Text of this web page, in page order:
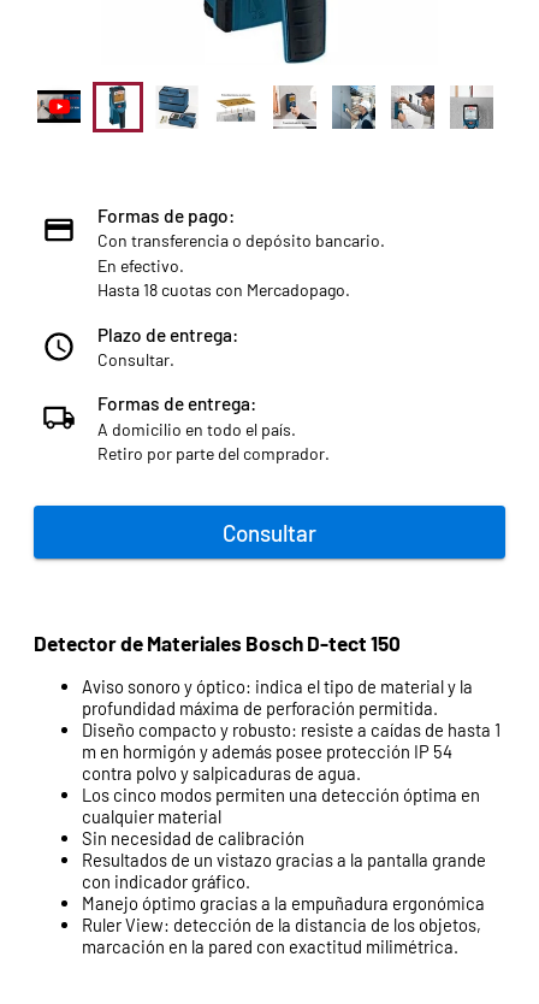
Formas de pago:
Con transferencia o depósito bancario.
En efectivo.
Hasta 18 cuotas con Mercadopago.
Plazo de entrega:
Consultar.
Formas de entrega:
A domicilio en todo el país.
Retiro por parte del comprador.
Consultar
Detector de Materiales Bosch D-tect 150
Aviso sonoro y óptico: indica el tipo de material y la
profundidad máxima de perforación permitida.
Diseño compacto y robusto: resiste a caídas de hasta 1
m en hormigón y además posee protección IP 54
contra polvo y salpicaduras de agua.
Los cinco modos permiten una detección óptima en
cualquier material
Sin necesidad de calibración
Resultados de un vistazo gracias a la pantalla grande
con indicador gráfico.
Manejo óptimo gracias a la empuñadura ergonómica
Ruler View: detección de la distancia de los objetos,
marcación en la pared con exactitud milimétrica.